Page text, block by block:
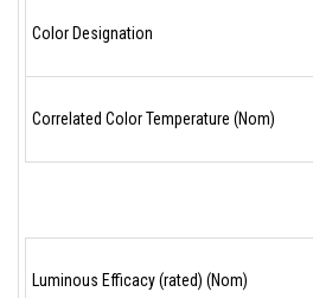
Color Designation
Correlated Color Temperature (Nom)
Luminous Efficacy (rated) (Nom)